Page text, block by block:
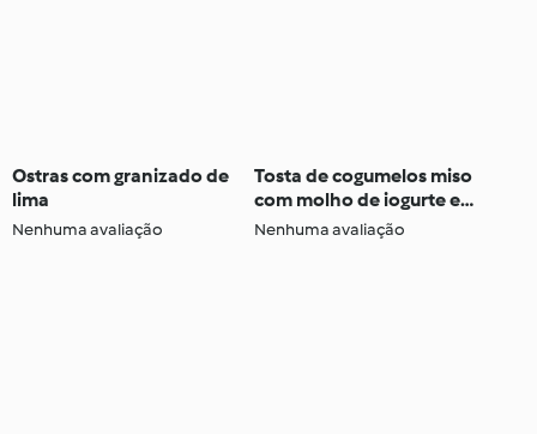
Ostras com granizado de
lima
Nenhuma avaliação
Tosta de cogumelos miso
com molho de iogurte e
tahini
Nenhuma avaliação